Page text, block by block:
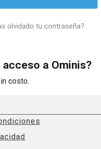
olvidado tu contraseña?
a Ominis?
costo.